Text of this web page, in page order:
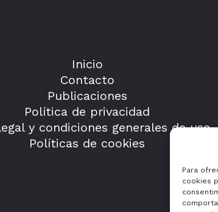
Para
cookies
Inicio
Contacto
Publicaciones
Política de privacidad
y condiciones generales de uso
Políticas de cookies